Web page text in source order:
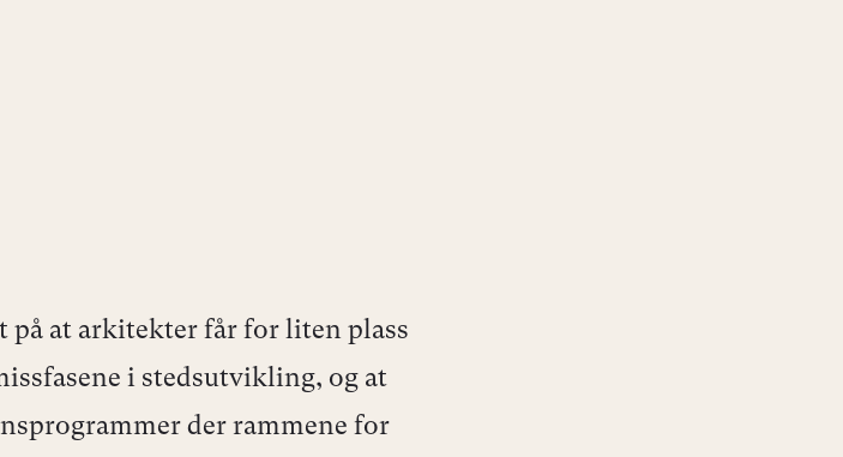
på at arkitekter får for liten plass
i stedsutvikling, og at
der rammene for